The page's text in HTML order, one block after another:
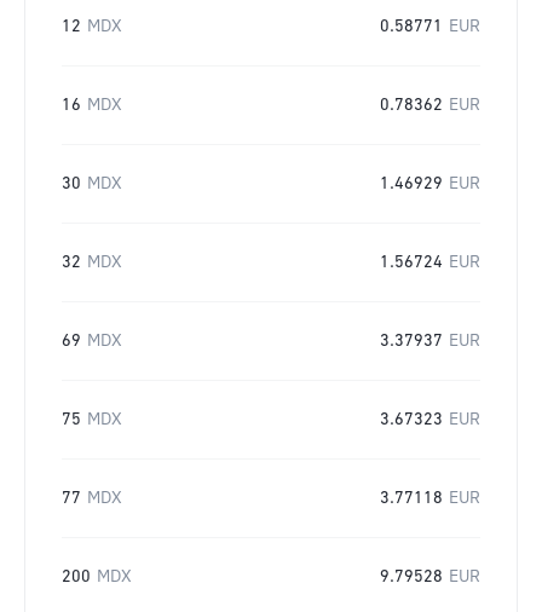
12 MDX 0.58771 EUR
16 MDX 0.78362 EUR
30 MDX 1.46929 EUR
32 MDX 1.56724 EUR
69 MDX 3.37937 EUR
75 MDX 3.67323 EUR
77 MDX 3.77118 EUR
200 MDX 9.79528 EUR